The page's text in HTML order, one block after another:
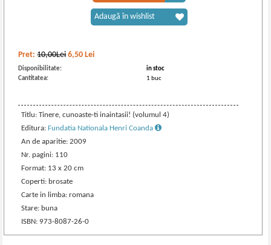
Pret:10,00Lei 6,50 Lei
Disponibilitate:
in stoc
Cantitatea:
1 buc
Titlu: Tinere, cunoaste-ti inaintasii! (volumul 4)
Editura:Fundatia Nationala Henri Coanda
An de aparitie: 2009
Nr. pagini: 110
Format: 13 x 20 cm
Coperti: brosate
Carte in limba: romana
Stare: buna
ISBN: 973-8087-26-0
Adaugă în wishlist